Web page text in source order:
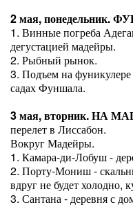
2 мая, понедельник.
1. Винные погреба
дегустацией мадейры.
2. Рыбный рынок.
3. Подъем на
садах Фуншала.
3 мая, вторник. НА
перелет в Лиссабон.
Вокруг Мадейры.
1. Камара-ди-Лобуш -
2. Порту-Мониш -
вдруг не будет холодно,
3. Сантана - деревня с